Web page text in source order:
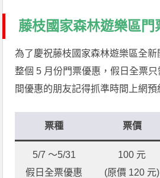
藤枝國家森林遊樂區門
為了慶祝藤枝國家森林遊樂區全
整個 5 月份門票優惠，假日全票
間優惠的朋友記得抓準時間上網預
票種 票價
5/7 ～5/31
假日全票優惠
100 元
(原價 120 元)